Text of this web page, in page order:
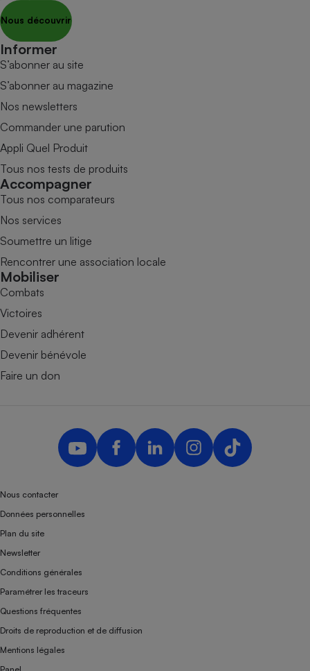
Nous découvrir
Informer
S’abonner au site
S’abonner au magazine
Nos newsletters
Commander une parution
Appli Quel Produit
Tous nos tests de produits
Accompagner
Tous nos comparateurs
Nos services
Soumettre un litige
Rencontrer une association locale
Mobiliser
Combats
Victoires
Devenir adhérent
Devenir bénévole
Faire un don
Nous contacter
Données personnelles
Plan du site
Newsletter
Conditions générales
Paramétrer les traceurs
Questions fréquentes
Droits de reproduction et de diffusion
Mentions légales